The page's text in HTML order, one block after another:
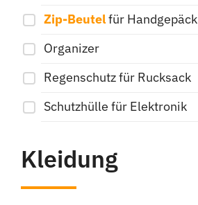
Zip-Beutelfür Handgepäck
Organizer
Regenschutz für Rucksack
Schutzhülle für Elektronik
Kleidung